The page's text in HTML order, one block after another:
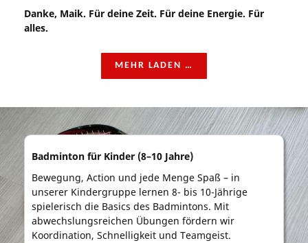
Danke, Maik. Für deine Zeit. Für deine Energie. Für
alles.
MEHR LADEN …
Badminton für Kinder (8–10 Jahre)
Bewegung, Action und jede Menge Spaß – in
unserer Kindergruppe lernen 8- bis 10-Jährige
spielerisch die Basics des Badmintons. Mit
abwechslungsreichen Übungen fördern wir
Koordination, Schnelligkeit und Teamgeist.